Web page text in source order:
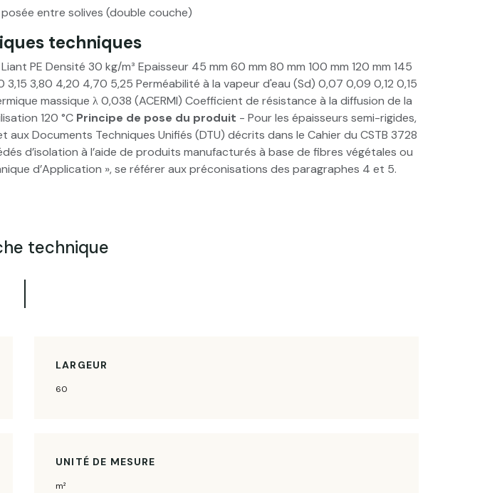
entre solives (double couche)
techniques
PE Densité 30 kg/m³ Epaisseur 45 mm 60 mm 80 mm 100 mm 120 mm 145
3,15 3,80 4,20 4,70 5,25 Perméabilité à la vapeur d'eau (Sd) 0,07 0,09 0,12 0,15
massique λ 0,038 (ACERMI) Coefficient de résistance à la diffusion de la
120 °C Principe de pose du produit - Pour les épaisseurs semi-rigides,
Documents Techniques Unifiés (DTU) décrits dans le Cahier du CSTB 3728
d’isolation à l’aide de produits manufacturés à base de fibres végétales ou
d’Application », se référer aux préconisations des paragraphes 4 et 5.
technique
LARGEUR
60
UNITÉ DE MESURE
m²